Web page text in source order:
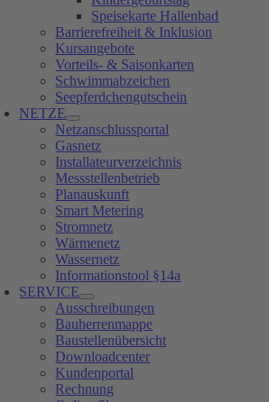
Speisekarte Hallenbad
Barrierefreiheit & Inklusion
Kursangebote
Vorteils- & Saisonkarten
Schwimmabzeichen
Seepferdchengutschein
NETZE
Netzanschlussportal
Gasnetz
Installateurverzeichnis
Messstellenbetrieb
Planauskunft
Smart Metering
Stromnetz
Wärmenetz
Wassernetz
Informationstool §14a
SERVICE
Ausschreibungen
Bauherrenmappe
Baustellenübersicht
Downloadcenter
Kundenportal
Rechnung